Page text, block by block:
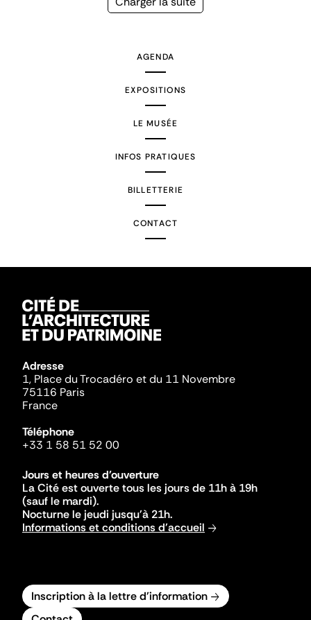
AGENDA
EXPOSITIONS
LE MUSÉE
INFOS PRATIQUES
BILLETTERIE
CONTACT
Adresse
1, Place du Trocadéro et du 11 Novembre
75116 Paris
France
Téléphone
+33 1 58 51 52 00
Jours et heures d'ouverture
La Cité est ouverte tous les jours de 11h à 19h
(sauf le mardi).
Nocturne le jeudi jusqu'à 21h.
Informations et conditions d'accueil
Inscription à la lettre d'information